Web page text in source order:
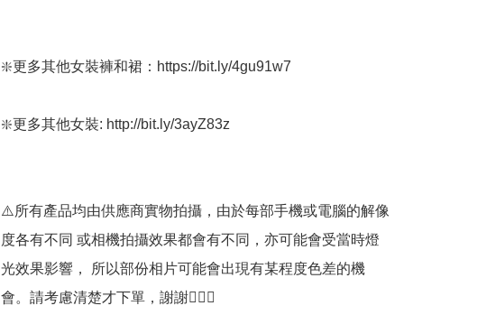
❇️更多其他女裝褲和裙：https://bit.ly/4gu91w7
❇️更多其他女裝: http://bit.ly/3ayZ83z
⚠️所有產品均由供應商實物拍攝，由於每部手機或電腦的解像
度各有不同 或相機拍攝效果都會有不同，亦可能會受當時燈
光效果影響， 所以部份相片可能會出現有某程度色差的機
會。請考慮清楚才下單，謝謝🙇🏼‍♀️